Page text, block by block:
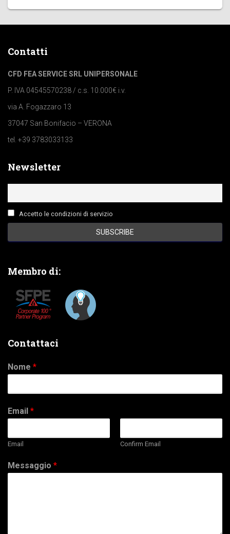
Contatti
CFD FEA SERVICE SRL UNIPERSONALE
P. IVA 04545570238 / c.s. 10.000€ i.v.
via A. Fogazzaro 13
37047 San Bonifacio – VERONA
tel. +39 3783033133
Newsletter
Accetto le condizioni di servizio
Membro di:
Contattaci
Nome *
Email *
Email Confirm Email
Messaggio *